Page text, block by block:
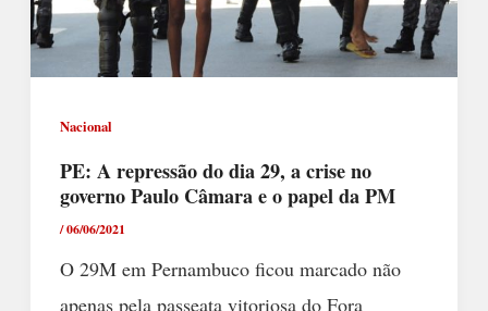
Nacional
PE: A repressão do dia 29, a crise no
governo Paulo Câmara e o papel da PM
/06/06/2021
O 29M em Pernambuco ficou marcado não
apenas pela passeata vitoriosa do Fora